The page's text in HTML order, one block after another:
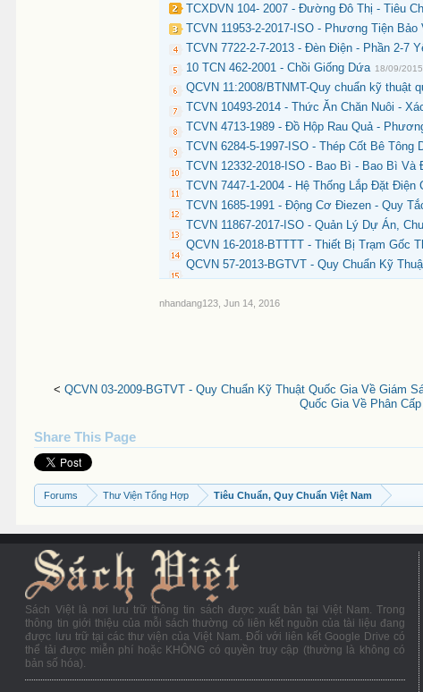
TCXDVN 104- 2007 - Đường Đô Thị - Tiêu
TCVN 11953-2-2017-ISO - Phương Tiện
TCVN 7722-2-7-2013 - Đèn Điện - Phần 2-7
10 TCN 462-2001 - Chồi Giống Dứa 18/09/2015
QCVN 11:2008/BTNMT-Quy chuẩn kỹ thuật
TCVN 10493-2014 - Thức Ăn Chăn Nuôi -
TCVN 4713-1989 - Đồ Hộp Rau Quả -
TCVN 6284-5-1997-ISO - Thép Cốt Bê
TCVN 12332-2018-ISO - Bao Bì - Bao Bì
TCVN 7447-1-2004 - Hệ Thống Lắp Đặt
TCVN 1685-1991 - Động Cơ Điezen - Quy
TCVN 11867-2017-ISO - Quản Lý Dự Án,
QCVN 16-2018-BTTTT - Thiết Bị Trạm Gốc
QCVN 57-2013-BGTVT - Quy Chuẩn Kỹ
nhandang123 Jun 14, 2016
< QCVN 03-2009-BGTVT - Quy Chuẩn Kỹ Thuật Quốc Gia Về Giám
Quốc Gia Về Phân
Share This Page
Forums Thư Viện Tổng Hợp Tiêu Chuẩn, Quy Chuẩn Việt Nam
Sách Việt là nơi lưu trữ thông tin sách được xuất bản tại Việt Nam. Trong
thông tin giới thiệu của mỗi sách thường có liên kết nguồn của tài liệu đang
được lưu trữ tại các thư viện của Việt Nam. Đối với liên kết Google Drive có
thể tải được miễn phí hoặc KHÔNG có quyền truy cập (thường là không có
bản số hóa).